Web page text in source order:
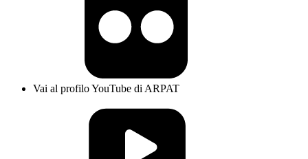
Vai al profilo YouTube di ARPAT